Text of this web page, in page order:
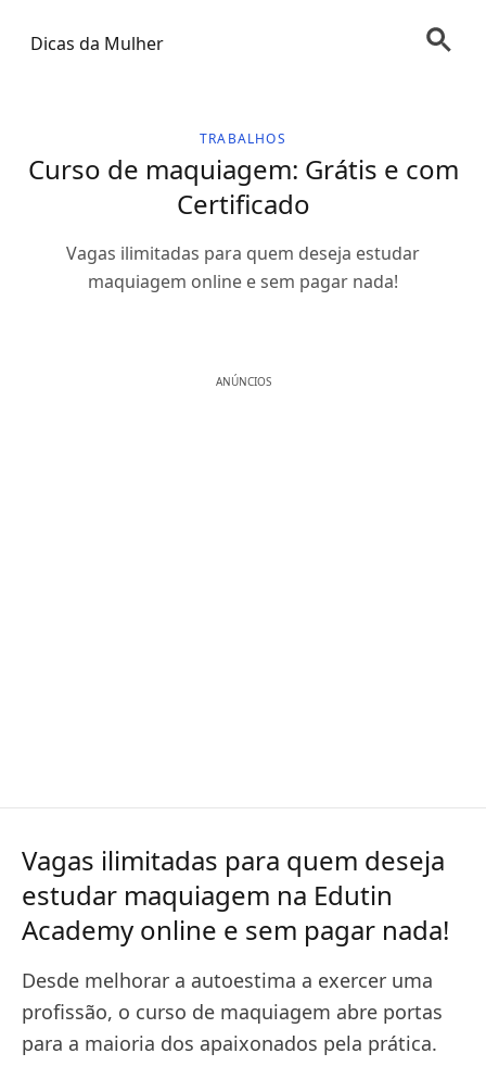
Dicas da Mulher
TRABALHOS
Curso de maquiagem: Grátis e com
Certificado
Vagas ilimitadas para quem deseja estudar
maquiagem online e sem pagar nada!
ANÚNCIOS
Vagas ilimitadas para quem deseja
estudar maquiagem na Edutin
Academy online e sem pagar nada!
Desde melhorar a autoestima a exercer uma
profissão, o curso de maquiagem abre portas
para a maioria dos apaixonados pela prática.